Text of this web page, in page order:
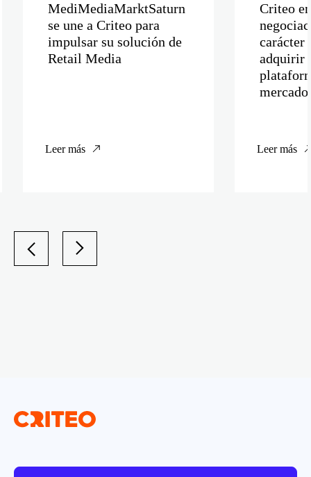
MediMediaMarktSaturn
se une a Criteo para
impulsar su solución de
Retail Media
Leer más
Criteo
carácter
adquirir
mercado
Leer más